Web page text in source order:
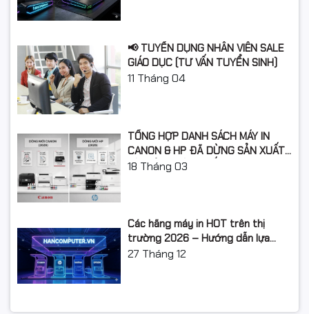
📢 TUYỂN DỤNG NHÂN VIÊN SALE
GIÁO DỤC (TƯ VẤN TUYỂN SINH)
11 Tháng 04
TỔNG HỢP DANH SÁCH MÁY IN
CANON & HP ĐÃ DỪNG SẢN XUẤT:
LỘ TRÌNH NÂNG CẤP 2026
18 Tháng 03
Các hãng máy in HOT trên thị
trường 2026 – Hướng dẫn lựa
chọn và so sánh chi tiết
27 Tháng 12